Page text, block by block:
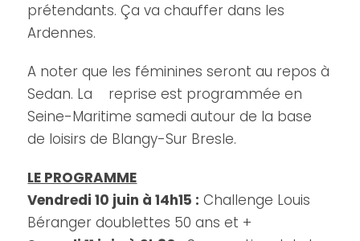
prétendants. Ça va chauffer dans les
Ardennes.
A noter que les féminines seront au repos à
Sedan. La reprise est programmée en
Seine-Maritime samedi autour de la base
de loisirs de Blangy-Sur Bresle.
LE PROGRAMME
Vendredi 10 juin à 14h15 : Challenge Louis
Béranger doublettes 50 ans et +